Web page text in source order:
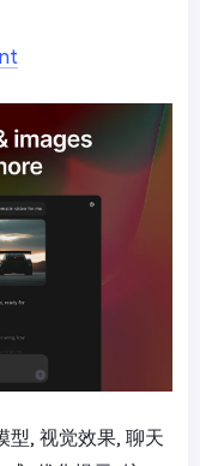
型, 视觉效果, 聊天